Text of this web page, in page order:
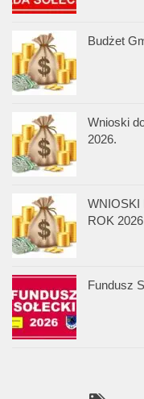
Budżet
Wnioski
2026.
WNIOSKI
ROK 2026
Fundusz